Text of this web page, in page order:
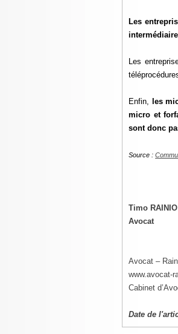
Les
Les
Enfin,
les
micro et
sont donc
Source :
Timo RAINIO
Avocat
Avocat –
www.avocat-
Cabinet
Date de